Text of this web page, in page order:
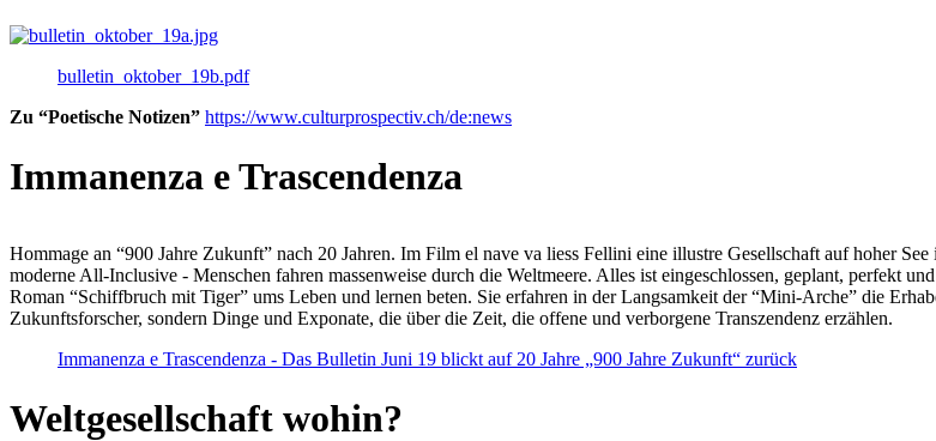
bulletin_oktober_19b.pdf
Zu “Poetische Notizen” https://www.culturprospectiv.ch/de:news
Immanenza e Trascendenza
Hommage an “900 Jahre Zukunft” nach 20 Jahren. Im Film el nave va liess Fellini eine illustre Gesellschaft auf hoher
moderne All-Inclusive - Menschen fahren massenweise durch die Weltmeere. Alles ist eingeschlossen, geplant, perfekt
Roman “Schiffbruch mit Tiger” ums Leben und lernen beten. Sie erfahren in der Langsamkeit der “Mini-Arche” die
Zukunftsforscher, sondern Dinge und Exponate, die über die Zeit, die offene und verborgene Transzendenz erzählen.
Immanenza e Trascendenza - Das Bulletin Juni 19 blickt auf 20 Jahre „900 Jahre Zukunft“ zurück
Weltgesellschaft wohin?